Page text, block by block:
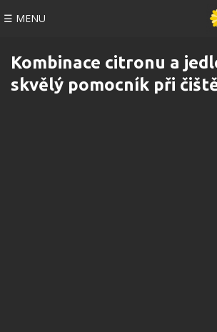
☰ MENU
Kombinace citronu a
skvělý pomocník při